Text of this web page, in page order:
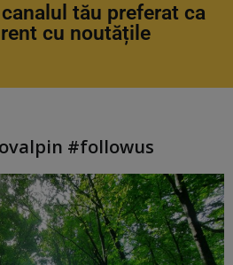
tău preferat ca
cu noutățile
#followus